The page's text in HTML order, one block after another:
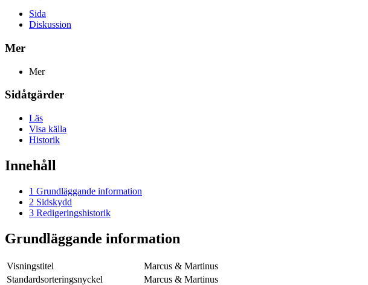
Sida
Diskussion
Mer
Mer
Sidåtgärder
Läs
Visa källa
Historik
Innehåll
1 Grundläggande information
2 Sidskydd
3 Redigeringshistorik
Grundläggande information
Visningstitel
Marcus & Martinus
Standardsorteringsnyckel
Marcus & Martinus